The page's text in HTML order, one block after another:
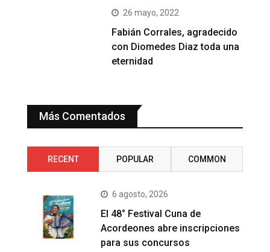
26 mayo, 2022
Fabián Corrales, agradecido
con Diomedes Diaz toda una
eternidad
Más Comentados
RECENT POPULAR COMMON
6 agosto, 2026
El 48° Festival Cuna de
Acordeones abre inscripciones
para sus concursos